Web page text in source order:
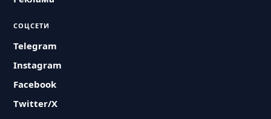
СОЦСЕТИ
Telegram
Instagram
Facebook
Twitter/X